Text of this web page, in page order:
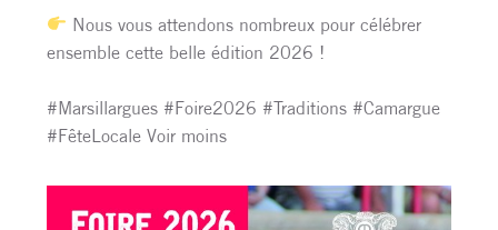
Nous vous attendons nombreux pour célébrer
ensemble cette belle édition 2026 !
#Marsillargues #Foire2026 #Traditions #Camargue
#FêteLocale Voir moins